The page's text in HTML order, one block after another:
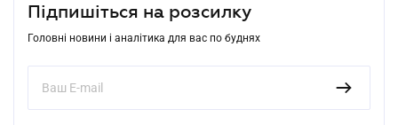
Підпишіться на розсилку
Головні новини і аналітика для вас по буднях